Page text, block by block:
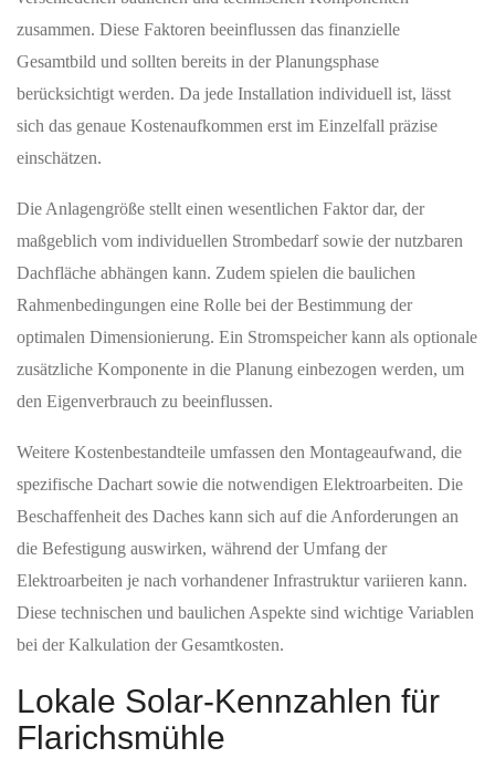
zusammen. Diese Faktoren beeinflussen das finanzielle
Gesamtbild und sollten bereits in der Planungsphase
berücksichtigt werden. Da jede Installation individuell ist, lässt
sich das genaue Kostenaufkommen erst im Einzelfall präzise
einschätzen.
Die Anlagengröße stellt einen wesentlichen Faktor dar, der
maßgeblich vom individuellen Strombedarf sowie der nutzbaren
Dachfläche abhängen kann. Zudem spielen die baulichen
Rahmenbedingungen eine Rolle bei der Bestimmung der
optimalen Dimensionierung. Ein Stromspeicher kann als optionale
zusätzliche Komponente in die Planung einbezogen werden, um
den Eigenverbrauch zu beeinflussen.
Weitere Kostenbestandteile umfassen den Montageaufwand, die
spezifische Dachart sowie die notwendigen Elektroarbeiten. Die
Beschaffenheit des Daches kann sich auf die Anforderungen an
die Befestigung auswirken, während der Umfang der
Elektroarbeiten je nach vorhandener Infrastruktur variieren kann.
Diese technischen und baulichen Aspekte sind wichtige Variablen
bei der Kalkulation der Gesamtkosten.
Lokale Solar-Kennzahlen für
Flarichsmühle